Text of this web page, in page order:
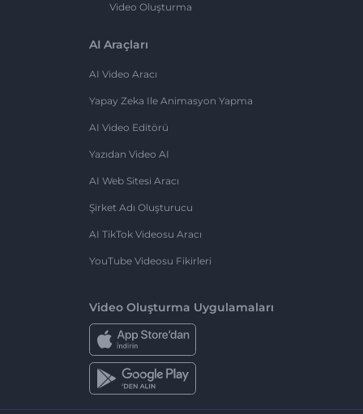
Video Oluşturma
AI Araçları
AI Video Aracı
Yapay Zeka Ile Animasyon Yapma
AI Video Editörü
Yazıdan Video AI
AI Web Sitesi Aracı
Şirket Adı Oluşturucu
AI TikTok Videosu Aracı
YouTube Videosu Fikirleri
Video Oluşturma Uygulamaları